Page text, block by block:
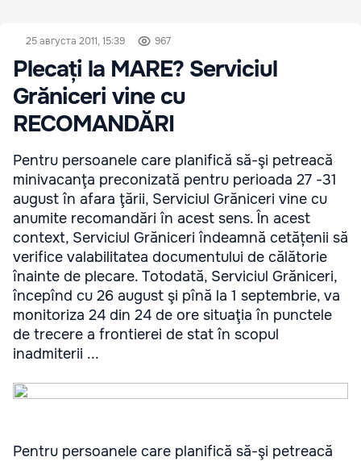
25 августа 2011, 15:39 967
Plecați la MARE? Serviciul
Grăniceri vine cu
RECOMANDĂRI
Pentru persoanele care planifică să-şi petreacă
minivacanţa preconizată pentru perioada 27 -31
august în afara ţării, Serviciul Grăniceri vine cu
anumite recomandări în acest sens. În acest
context, Serviciul Grăniceri îndeamnă cetățenii să
verifice valabilitatea documentului de călătorie
înainte de plecare. Totodată, Serviciul Grăniceri,
începînd cu 26 august şi pînă la 1 septembrie, va
monitoriza 24 din 24 de ore situaţia în punctele
de trecere a frontierei de stat în scopul
inadmiterii ...
Pentru persoanele care planifică să-şi petreacă